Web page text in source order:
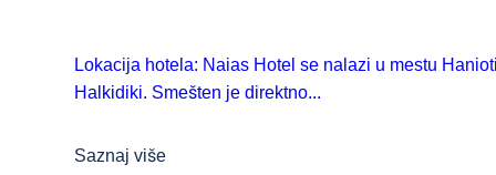
Lokacija hotela: Naias Hotel se nalazi u mestu
Halkidiki. Smešten je direktno...
Saznaj više